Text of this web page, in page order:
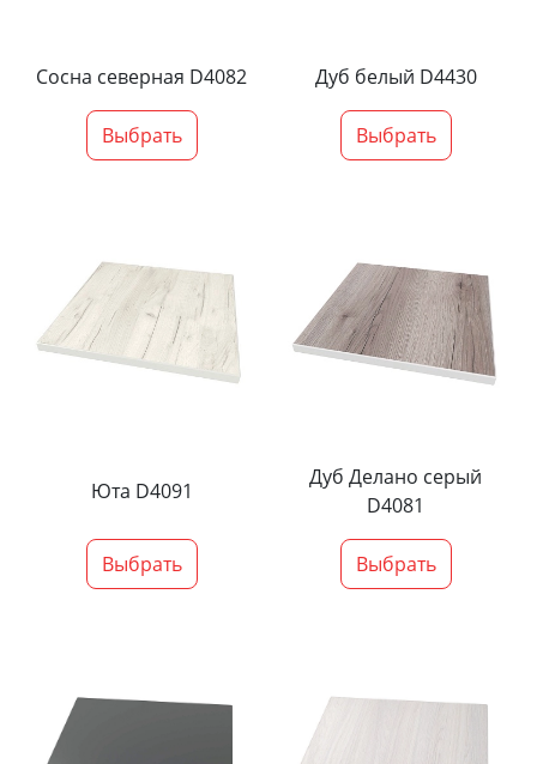
Сосна северная D4082
Выбрать
Дуб белый D4430
Выбрать
Юта D4091
Выбрать
Дуб Делано серый
D4081
Выбрать